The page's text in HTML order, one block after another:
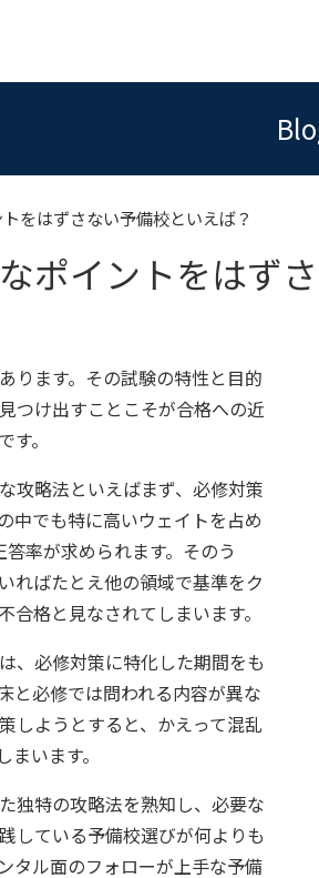
をはずさない予備校といえば？
ポイントをはず
ります。その試験の特性と目的
つけ出すことこそが合格への近
。
攻略法といえばまず、必修対策
中でも特に高いウェイトを占め
率が求められます。そのう
ればたとえ他の領域で基準をク
合格と見なされてしまいます。
、必修対策に特化した期間をも
と必修では問われる内容が異な
しようとすると、かえって混乱
います。
独特の攻略法を熟知し、必要な
している予備校選びが何よりも
タル面のフォローが上手な予備